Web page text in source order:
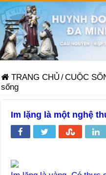
TRANG CHỦ /CUỘC
sống
Im lặng là một nghệ